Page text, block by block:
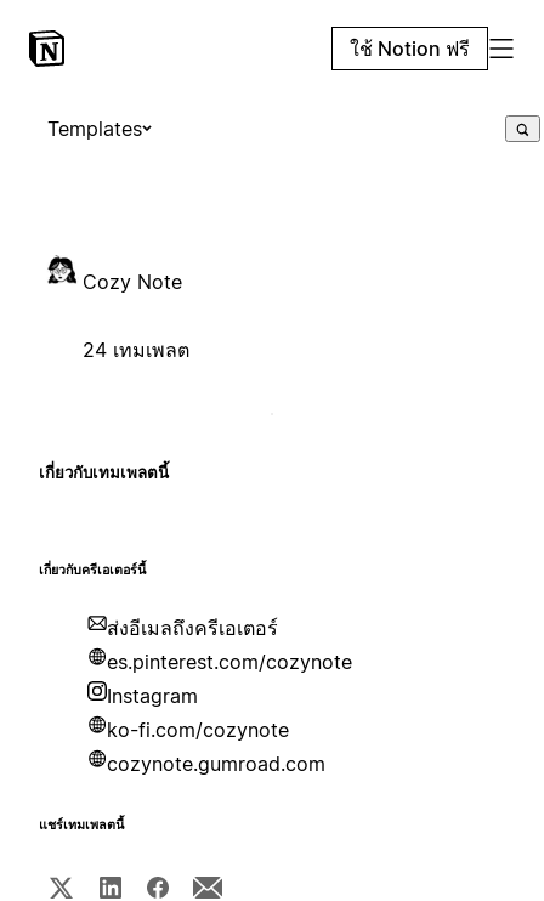
ใช้ Notion ฟรี
Templates
Cozy Note
24 เทมเพลต
เกี่ยวกับเทมเพลตนี้
เกี่ยวกับครีเอเตอร์นี้
ส่งอีเมลถึงครีเอเตอร์
es.pinterest.com/cozynote
Instagram
ko-fi.com/cozynote
cozynote.gumroad.com
แชร์เทมเพลตนี้